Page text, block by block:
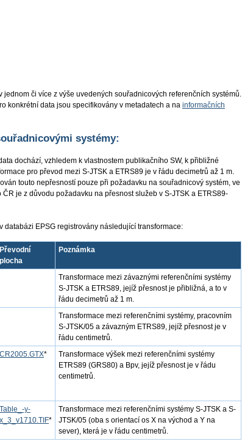
jednom či více z výše uvedených souřadnicových referenčních systémů.
konkrétní data jsou specifikovány v metadatech a na informačních
systémy:
dochází, vzhledem k vlastnostem publikačního SW, k přibližné
pro převod mezi S-JTSK a ETRS89 je v řádu decimetrů až 1 m.
touto nepřesností pouze při požadavku na souřadnicový systém, ve
je z důvodu požadavku na přesnost služeb v S-JTSK a ETRS89-
databázi EPSG registrovány následující transformace:
Převodní
plocha
Poznámka
Transformace mezi závaznými referenčními systémy
S-JTSK a ETRS89, jejíž přesnost je přibližná, a to v
řádu decimetrů až 1 m.
Transformace mezi referenčními systémy, pracovním
S-JTSK/05 a závazným ETRS89, jejíž přesnost je v
řádu centimetrů.
CR2005.GTX*
Transformace výšek mezi referenčními systémy
ETRS89 (GRS80) a Bpv, jejíž přesnost je v řádu
centimetrů.
Table_-y-
x_3_v1710.TIF*
Transformace mezi referenčními systémy S-JTSK a S-
JTSK/05 (oba s orientací os X na východ a Y na
sever), která je v řádu centimetrů.